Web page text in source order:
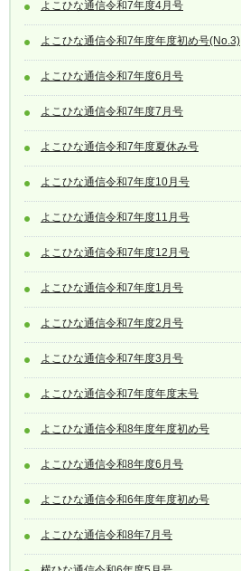
よこひな通信令和7年度4月号
よこひな通信令和7年度年度初め号(No.3)
よこひな通信令和7年度6月号
よこひな通信令和7年度7月号
よこひな通信令和7年度夏休み号
よこひな通信令和7年度10月号
よこひな通信令和7年度11月号
よこひな通信令和7年度12月号
よこひな通信令和7年度1月号
よこひな通信令和7年度2月号
よこひな通信令和7年度3月号
よこひな通信令和7年度年度末号
よこひな通信令和8年度年度初め号
よこひな通信令和8年度6月号
よこひな通信令和6年度年度初め号
よこひな通信令和8年7月号